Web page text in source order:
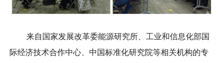
来自国家发展改革委能源研究所、工业和信息化部国
际经济技术合作中心、中国标准化研究院等相关机构的专